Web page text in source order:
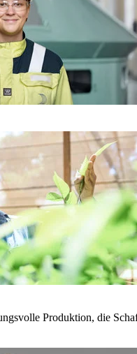
Produktion, die